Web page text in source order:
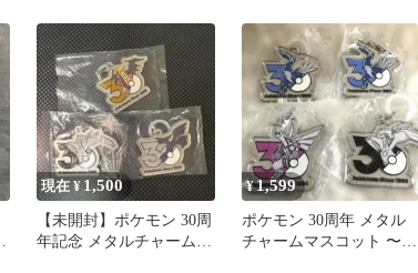
ビゴン
ュウ
現在 ¥1,500
【未開封】ポケモン 30周
年記念 メタルチャーム 3
¥1,599
ポケモン 30周年 メタル
チャームマスコット 〜シ